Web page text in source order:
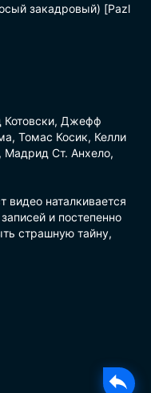
закадровый) [Pazl
Котовски, Джефф
Томас Косик, Келли
Ст. Анхело,
видео наталкивается
и постепенно
страшную тайну,